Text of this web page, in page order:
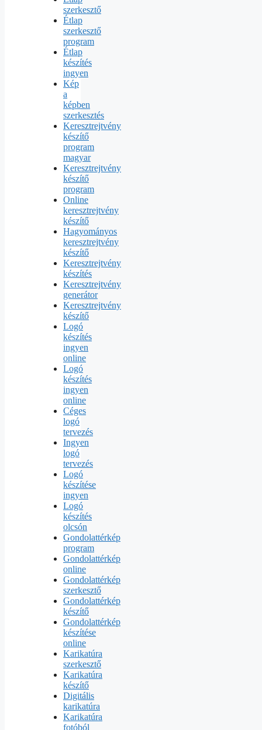
szerkesztő
Étlap
szerkesztő
program
Étlap
készítés
ingyen
Kép
a
képben
szerkesztés
Keresztrejtvény
készítő
program
magyar
Keresztrejtvény
készítő
program
Online
keresztrejtvény
készítő
Hagyományos
keresztrejtvény
készítő
Keresztrejtvény
készítés
Keresztrejtvény
generátor
Keresztrejtvény
készítő
Logó
készítés
ingyen
online
Logó
készítés
ingyen
online
Céges
logó
tervezés
Ingyen
logó
tervezés
Logó
készítése
ingyen
Logó
készítés
olcsón
Gondolattérkép
program
Gondolattérkép
online
Gondolattérkép
szerkesztő
Gondolattérkép
készítő
Gondolattérkép
készítése
online
Karikatúra
szerkesztő
Karikatúra
készítő
Digitális
karikatúra
Karikatúra
fotóból